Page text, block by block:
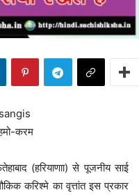
करम
(हरियाणाा) से पूजनीय साई
करिश्मे का वृत्तांत इस प्रकार